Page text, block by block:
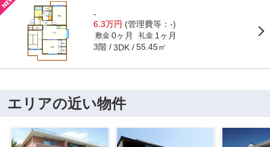
-
6.3万円 (管理費等：-)
敷金 0ヶ月 礼金 1ヶ月
3階 3DK 55.45㎡
エリアの近い物件